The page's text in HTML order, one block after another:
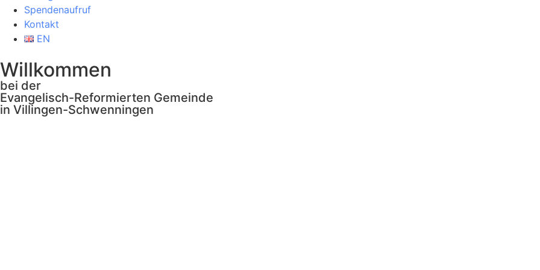
Spendenaufruf
Kontakt
EN
Willkommen
bei der
Evangelisch-Reformierten Gemeinde
in Villingen-Schwenningen